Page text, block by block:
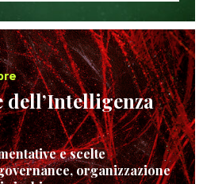
dell’Intelligenza
e scelte
organizzazione